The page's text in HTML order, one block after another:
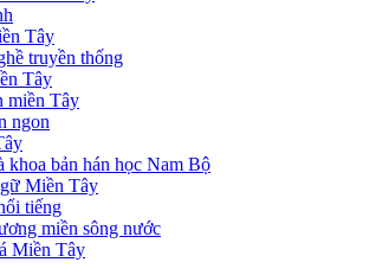
Tây
truyền thống
Tây
miền Tây
ngon
khoa bản hán học Nam Bộ
Miền Tây
tiếng
miền sông nước
Miền Tây